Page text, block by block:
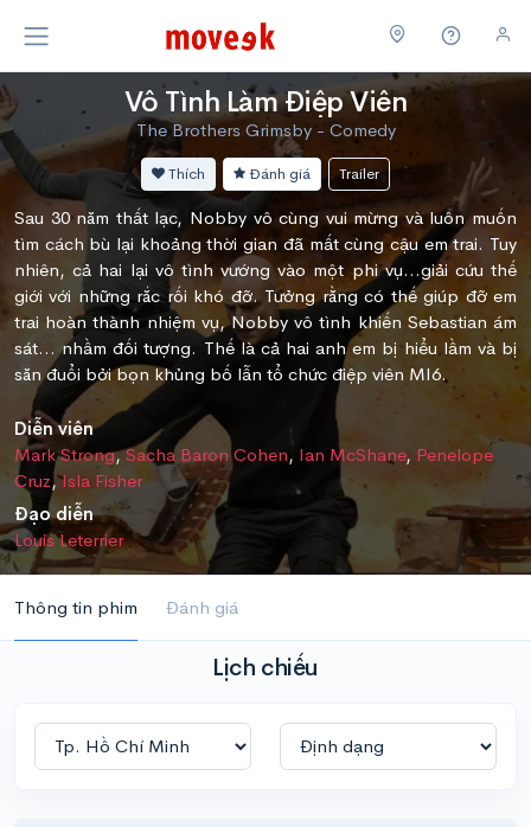
Vô Tình Làm Điệp Viên
The Brothers Grimsby - Comedy
Thích Đánh giá Trailer
Sau 30 năm thất lạc, Nobby vô cùng vui mừng và luôn muốn
tìm cách bù lại khoảng thời gian đã mất cùng cậu em trai. Tuy
nhiên, cả hai lại vô tình vướng vào một phi vụ…giải cứu thế
giới với những rắc rối khó đỡ. Tưởng rằng có thế giúp đỡ em
trai hoàn thành nhiệm vụ, Nobby vô tình khiến Sebastian ám
sát… nhầm đối tượng. Thế là cả hai anh em bị hiểu lầm và bị
săn đuổi bởi bọn khủng bố lẫn tổ chức điệp viên MI6.
Diễn viên
Mark Strong,Sacha Baron Cohen, Ian McShane, Penelope
Cruz,Isla Fisher
Đạo diễn
Louis Leterrier
Thông tin phim Đánh giá
Lịch chiếu